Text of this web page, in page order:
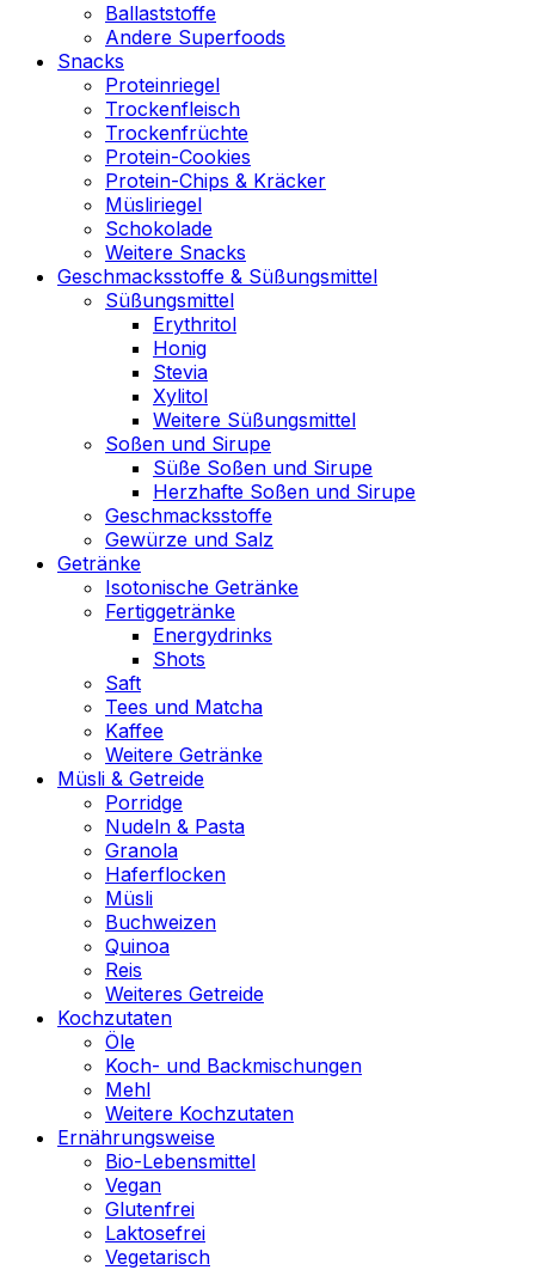
Ballaststoffe
Andere Superfoods
Snacks
Proteinriegel
Trockenfleisch
Trockenfrüchte
Protein-Cookies
Protein-Chips & Kräcker
Müsliriegel
Schokolade
Weitere Snacks
Geschmacksstoffe & Süßungsmittel
Süßungsmittel
Erythritol
Honig
Stevia
Xylitol
Weitere Süßungsmittel
Soßen und Sirupe
Süße Soßen und Sirupe
Herzhafte Soßen und Sirupe
Geschmacksstoffe
Gewürze und Salz
Getränke
Isotonische Getränke
Fertiggetränke
Energydrinks
Shots
Saft
Tees und Matcha
Kaffee
Weitere Getränke
Müsli & Getreide
Porridge
Nudeln & Pasta
Granola
Haferflocken
Müsli
Buchweizen
Quinoa
Reis
Weiteres Getreide
Kochzutaten
Öle
Koch- und Backmischungen
Mehl
Weitere Kochzutaten
Ernährungsweise
Bio-Lebensmittel
Vegan
Glutenfrei
Laktosefrei
Vegetarisch